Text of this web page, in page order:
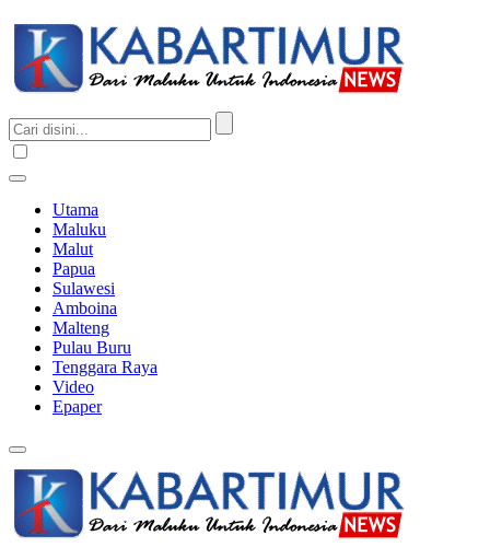
Utama
Maluku
Malut
Papua
Sulawesi
Amboina
Malteng
Pulau Buru
Tenggara Raya
Video
Epaper